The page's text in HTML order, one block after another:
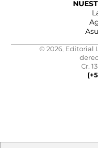
© 2026, Editorial
Cr.